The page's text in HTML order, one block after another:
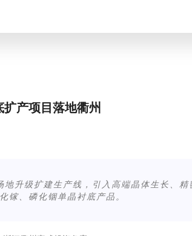
产项目落地衢州
升级扩建生产线，引入高端晶体生长、精
镓、磷化铟单晶衬底产品。